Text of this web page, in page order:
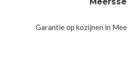
Garantie op kozijnen in